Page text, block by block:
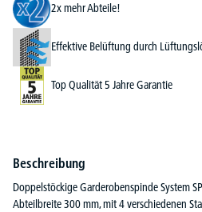
2x mehr Abteile!
Effektive Belüftung durch
Top Qualität 5 Jahre Garantie
Beschreibung
Doppelstöckige Garderobenspinde System
Abteilbreite 300 mm, mit 4 verschiedenen